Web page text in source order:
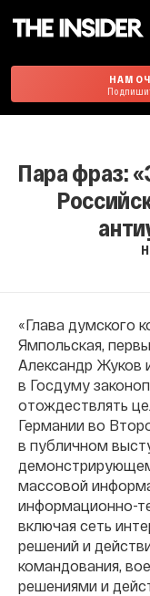
НАМ
Пара фраз:
«Глава думского
Ямпольская,
Александр Жуков
в Госдуму
отождествлять
Германии во
в публичном
массовой
информационно-
включая сеть
решений и
командования,
решениями и